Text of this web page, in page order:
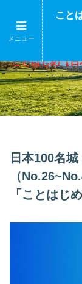
ことはじめ【
日本100名
（
「ことはじ
メニュー
こと